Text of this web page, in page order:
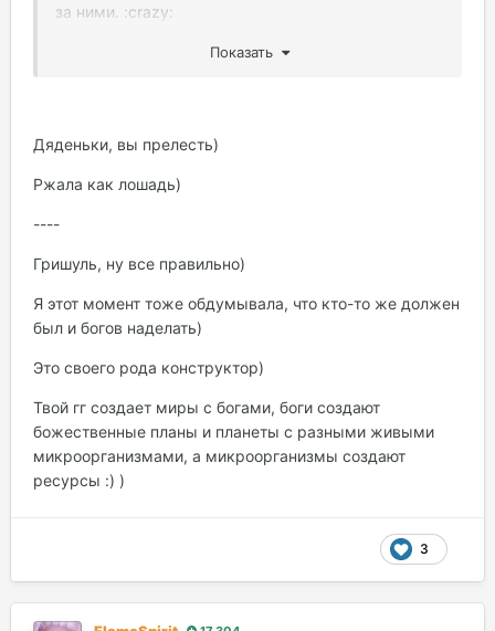
за ними. :crazy:
Некто, кем я восполняю пробел лора о
Показать
Дяденьки, вы прелесть)
Ржала как лошадь)
----
Гришуль, ну все правильно)
Я этот момент тоже обдумывала, что кто-то же должен
был и богов наделать)
Это своего рода конструктор)
Твой гг создает миры с богами, боги создают
божественные планы и планеты с разными живыми
микроорганизмами, а микроорганизмы создают
ресурсы :) )
3